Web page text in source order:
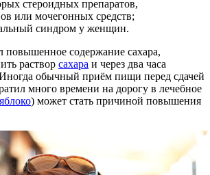
стероидных препаратов,
или мочегонных средств;
синдром у женщин.
повышенное содержание сахара,
раствор сахара и через два часа
обычный приём пищи перед сдачей
много времени на дорогу в лечебное
яблоко) может стать причиной повышения